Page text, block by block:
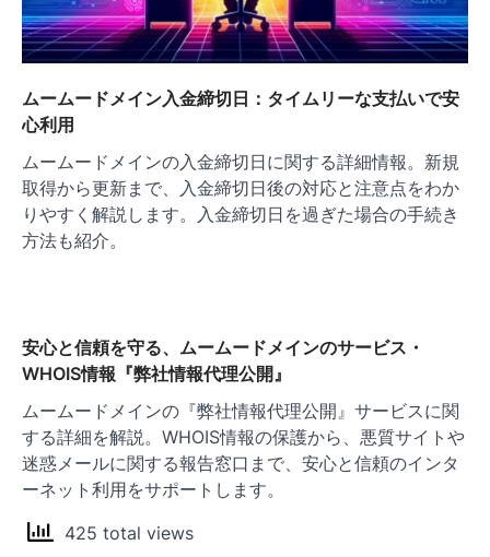
ムームードメイン入金締切日：タイムリーな支払いで安
心利用
ムームードメインの入金締切日に関する詳細情報。新規
取得から更新まで、入金締切日後の対応と注意点をわか
りやすく解説します。入金締切日を過ぎた場合の手続き
方法も紹介。
安心と信頼を守る、ムームードメインのサービス・
WHOIS情報『弊社情報代理公開』
ムームードメインの『弊社情報代理公開』サービスに関
する詳細を解説。WHOIS情報の保護から、悪質サイトや
迷惑メールに関する報告窓口まで、安心と信頼のインタ
ーネット利用をサポートします。
425 total views